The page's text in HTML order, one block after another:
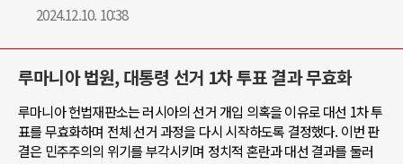
2024.12.10. 10:38
루마니아 법원, 대통령 선거 1차 투표 결과 무효화
루마니아 헌법재판소는 러시아의 선거 개입 의혹을 이유로 대선 1차 투
표를 무효화하며 전체 선거 과정을 다시 시작하도록 결정했다. 이번 판
결은 민주주의의 위기를 부각시키며 정치적 혼란과 대선 결과를 둘러